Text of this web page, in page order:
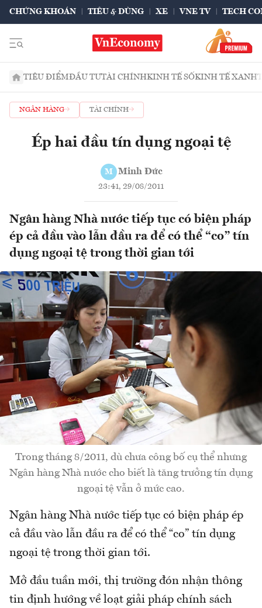
CHỨNG KHOÁN TIÊU & DÙNG XE VNE TV TECH
TIÊU ĐIỂMĐẦU TƯTÀI CHÍNHKINH TẾ SỐKINH TẾ XANH
NGÂN HÀNG TÀI CHÍNH
Ép hai đầu tín dụng ngoại tệ
M Minh Đức
23:41, 29/08/2011
Ngân hàng Nhà nước tiếp tục có biện pháp
ép cả đầu vào lẫn đầu ra để có thể “co” tín
dụng ngoại tệ trong thời gian tới
Trong tháng 8/2011, dù chưa công bố cụ thể nhưng
Ngân hàng Nhà nước cho biết là tăng trưởng tín dụng
ngoại tệ vẫn ở mức cao.
Ngân hàng Nhà nước tiếp tục có biện pháp ép
cả đầu vào lẫn đầu ra để có thể “co” tín dụng
ngoại tệ trong thời gian tới.
Mở đầu tuần mới, thị trường đón nhận thông
tin định hướng về loạt giải pháp chính sách